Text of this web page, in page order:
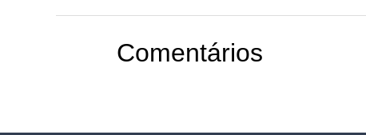
Comentários